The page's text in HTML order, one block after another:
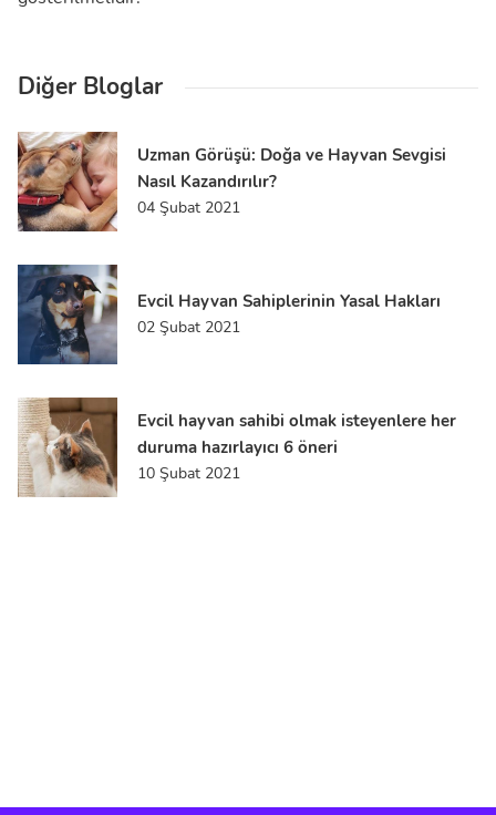
Diğer Bloglar
Uzman Görüşü: Doğa ve Hayvan Sevgisi
Nasıl Kazandırılır?
04 Şubat 2021
Evcil Hayvan Sahiplerinin Yasal Hakları
02 Şubat 2021
Evcil hayvan sahibi olmak isteyenlere her
duruma hazırlayıcı 6 öneri
10 Şubat 2021